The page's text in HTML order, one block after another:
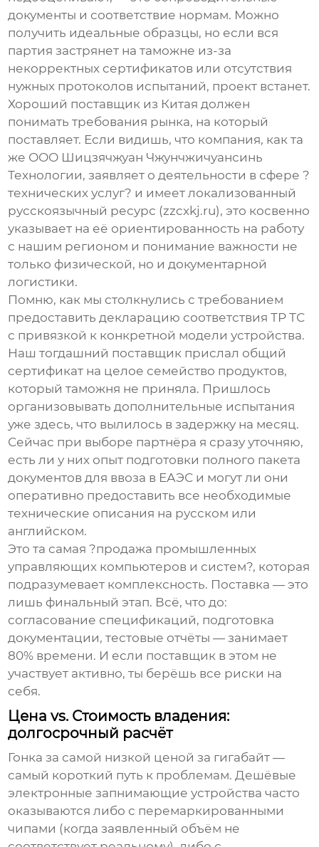
документы и соответствие нормам. Можно
получить идеальные образцы, но если вся
партия застрянет на таможне из-за
некорректных сертификатов или отсутствия
нужных протоколов испытаний, проект встанет.
Хороший поставщик из Китая должен
понимать требования рынка, на который
поставляет. Если видишь, что компания, как та
же ООО Шицзячжуан Чжунчжичуансинь
Технологии, заявляет о деятельности в сфере ?
технических услуг? и имеет локализованный
русскоязычный ресурс (zzcxkj.ru), это косвенно
указывает на её ориентированность на работу
с нашим регионом и понимание важности не
только физической, но и документарной
логистики.
Помню, как мы столкнулись с требованием
предоставить декларацию соответствия ТР ТС
с привязкой к конкретной модели устройства.
Наш тогдашний поставщик прислал общий
сертификат на целое семейство продуктов,
который таможня не приняла. Пришлось
организовывать дополнительные испытания
уже здесь, что вылилось в задержку на месяц.
Сейчас при выборе партнёра я сразу уточняю,
есть ли у них опыт подготовки полного пакета
документов для ввоза в ЕАЭС и могут ли они
оперативно предоставить все необходимые
технические описания на русском или
английском.
Это та самая ?продажа промышленных
управляющих компьютеров и систем?, которая
подразумевает комплексность. Поставка — это
лишь финальный этап. Всё, что до:
согласование спецификаций, подготовка
документации, тестовые отчёты — занимает
80% времени. И если поставщик в этом не
участвует активно, ты берёшь все риски на
себя.
Цена vs. Стоимость владения:
долгосрочный расчёт
Гонка за самой низкой ценой за гигабайт —
самый короткий путь к проблемам. Дешёвые
электронные запнимающие устройства часто
оказываются либо с перемаркированными
чипами (когда заявленный объём не